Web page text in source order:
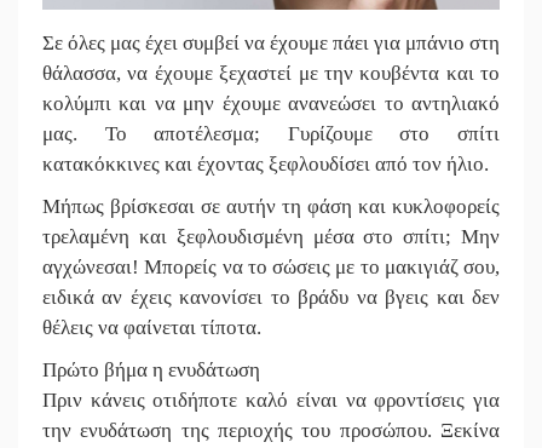
Σε όλες μας έχει συμβεί να έχουμε πάει για μπάνιο στη
θάλασσα, να έχουμε ξεχαστεί με την κουβέντα και το
κολύμπι και να μην έχουμε ανανεώσει το αντηλιακό
μας. Το αποτέλεσμα; Γυρίζουμε στο σπίτι
κατακόκκινες και έχοντας ξεφλουδίσει από τον ήλιο.
Μήπως βρίσκεσαι σε αυτήν τη φάση και κυκλοφορείς
τρελαμένη και ξεφλουδισμένη μέσα στο σπίτι; Μην
αγχώνεσαι! Μπορείς να το σώσεις με το μακιγιάζ σου,
ειδικά αν έχεις κανονίσει το βράδυ να βγεις και δεν
θέλεις να φαίνεται τίποτα.
Πρώτο βήμα η ενυδάτωση
Πριν κάνεις οτιδήποτε καλό είναι να φροντίσεις για
την ενυδάτωση της περιοχής του προσώπου. Ξεκίνα